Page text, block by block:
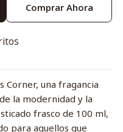
Comprar Ahora
Corner, una fragancia
la modernidad y la
frasco de 100 ml,
para aquellos que